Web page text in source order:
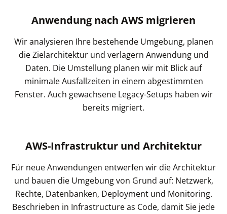
Anwendung nach AWS migrieren
Wir analysieren Ihre bestehende Umgebung, planen
die Zielarchitektur und verlagern Anwendung und
Daten. Die Umstellung planen wir mit Blick auf
minimale Ausfallzeiten in einem abgestimmten
Fenster. Auch gewachsene Legacy-Setups haben wir
bereits migriert.
AWS-Infrastruktur und Architektur
Für neue Anwendungen entwerfen wir die Architektur
und bauen die Umgebung von Grund auf: Netzwerk,
Rechte, Datenbanken, Deployment und Monitoring.
Beschrieben in Infrastructure as Code, damit Sie jede